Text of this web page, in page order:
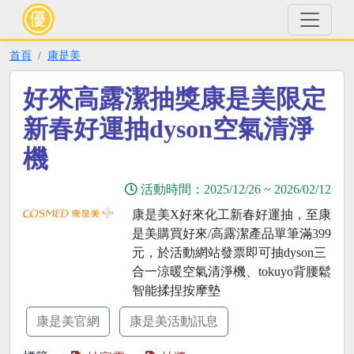
首頁 康是美
好來高露潔抽獎康是美限定
新春好運抽dyson空氣清淨
機
活動時間： 2025/12/26 ~ 2026/02/12
康是美X好來化工新春好運抽，至康
是美購買好來/高露潔產品單筆滿399
元，於活動網站發票即可抽dyson三
合一涼暖空氣清淨機、tokuyo背腰鬆
智能揉捏按摩墊
康是美官網 康是美活動訊息